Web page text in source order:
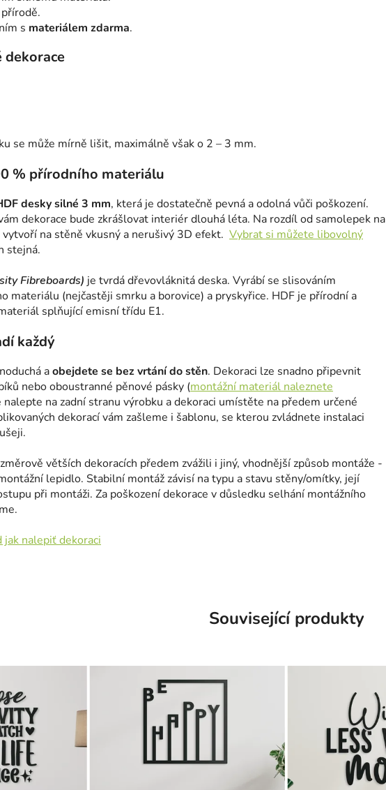
s materiálem zdarma.
se může mírně lišit, maximálně však o 2 – 3 mm.
% přírodního materiálu
desky silné 3 mm, která je dostatečně pevná a odolná vůči poškození.
dekorace bude zkrášlovat interiér dlouhá léta. Na rozdíl od samolepek na
na stěně vkusný a nerušivý 3D efekt. Vybrat si můžete libovolný
stejná.
Fibreboards) je tvrdá dřevovláknitá deska. Vyrábí se slisováním
materiálu (nejčastěji smrku a borovice) a pryskyřice. HDF je přírodní a
splňující emisní třídu E1.
každý
aobejdete se bez vrtání do stěn. Dekoraci lze snadno připevnit
nebo oboustranné pěnové pásky (montážní materiál naleznete
nalepte na zadní stranu výrobku a dekoraci umístěte na předem určené
dekorací vám zašleme i šablonu, se kterou zvládnete instalaci
větších dekoracích předem zvážili i jiný, vhodnější způsob montáže -
lepidlo. Stabilní montáž závisí na typu a stavu stěny/omítky, její
při montáži. Za poškození dekorace v důsledku selhání montážního
jak nalepiť dekoraci
Související produkty